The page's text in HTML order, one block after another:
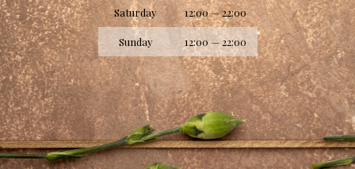
Saturday 12:00 — 22:00
Sunday 12:00 — 22:00